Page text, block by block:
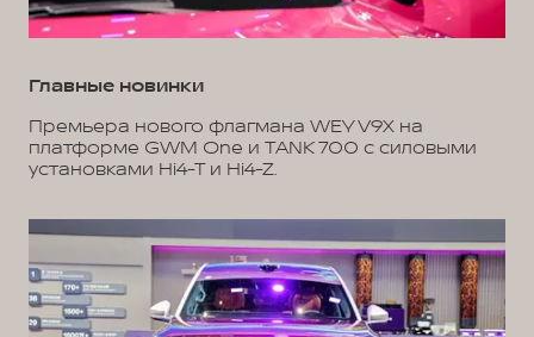
Главные новинки
Премьера нового флагмана WEY V9X на
платформе GWM One и TANK 700 с силовыми
установками Hi4-T и Hi4-Z.